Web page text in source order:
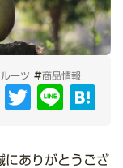
ーツ #商品情報
Facebook
Twitter Line
にありがとうござ